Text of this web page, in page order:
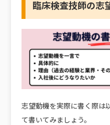
臨床検査技師の志
志望動機を実際に書く際は
て書いてみましょう。